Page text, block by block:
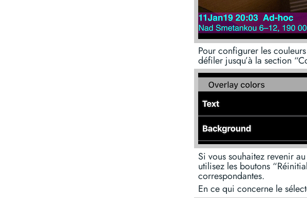
Pour configurer les
défiler jusqu’à la section
Si vous souhaitez revenir
utilisez les boutons
correspondantes.
En ce qui concerne le